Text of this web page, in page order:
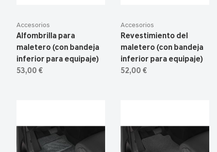
Accesorios
Alfombrilla para
maletero (con bandeja
inferior para equipaje)
53,00 €
Accesorios
Revestimiento del
maletero (con bandeja
inferior para equipaje)
52,00 €